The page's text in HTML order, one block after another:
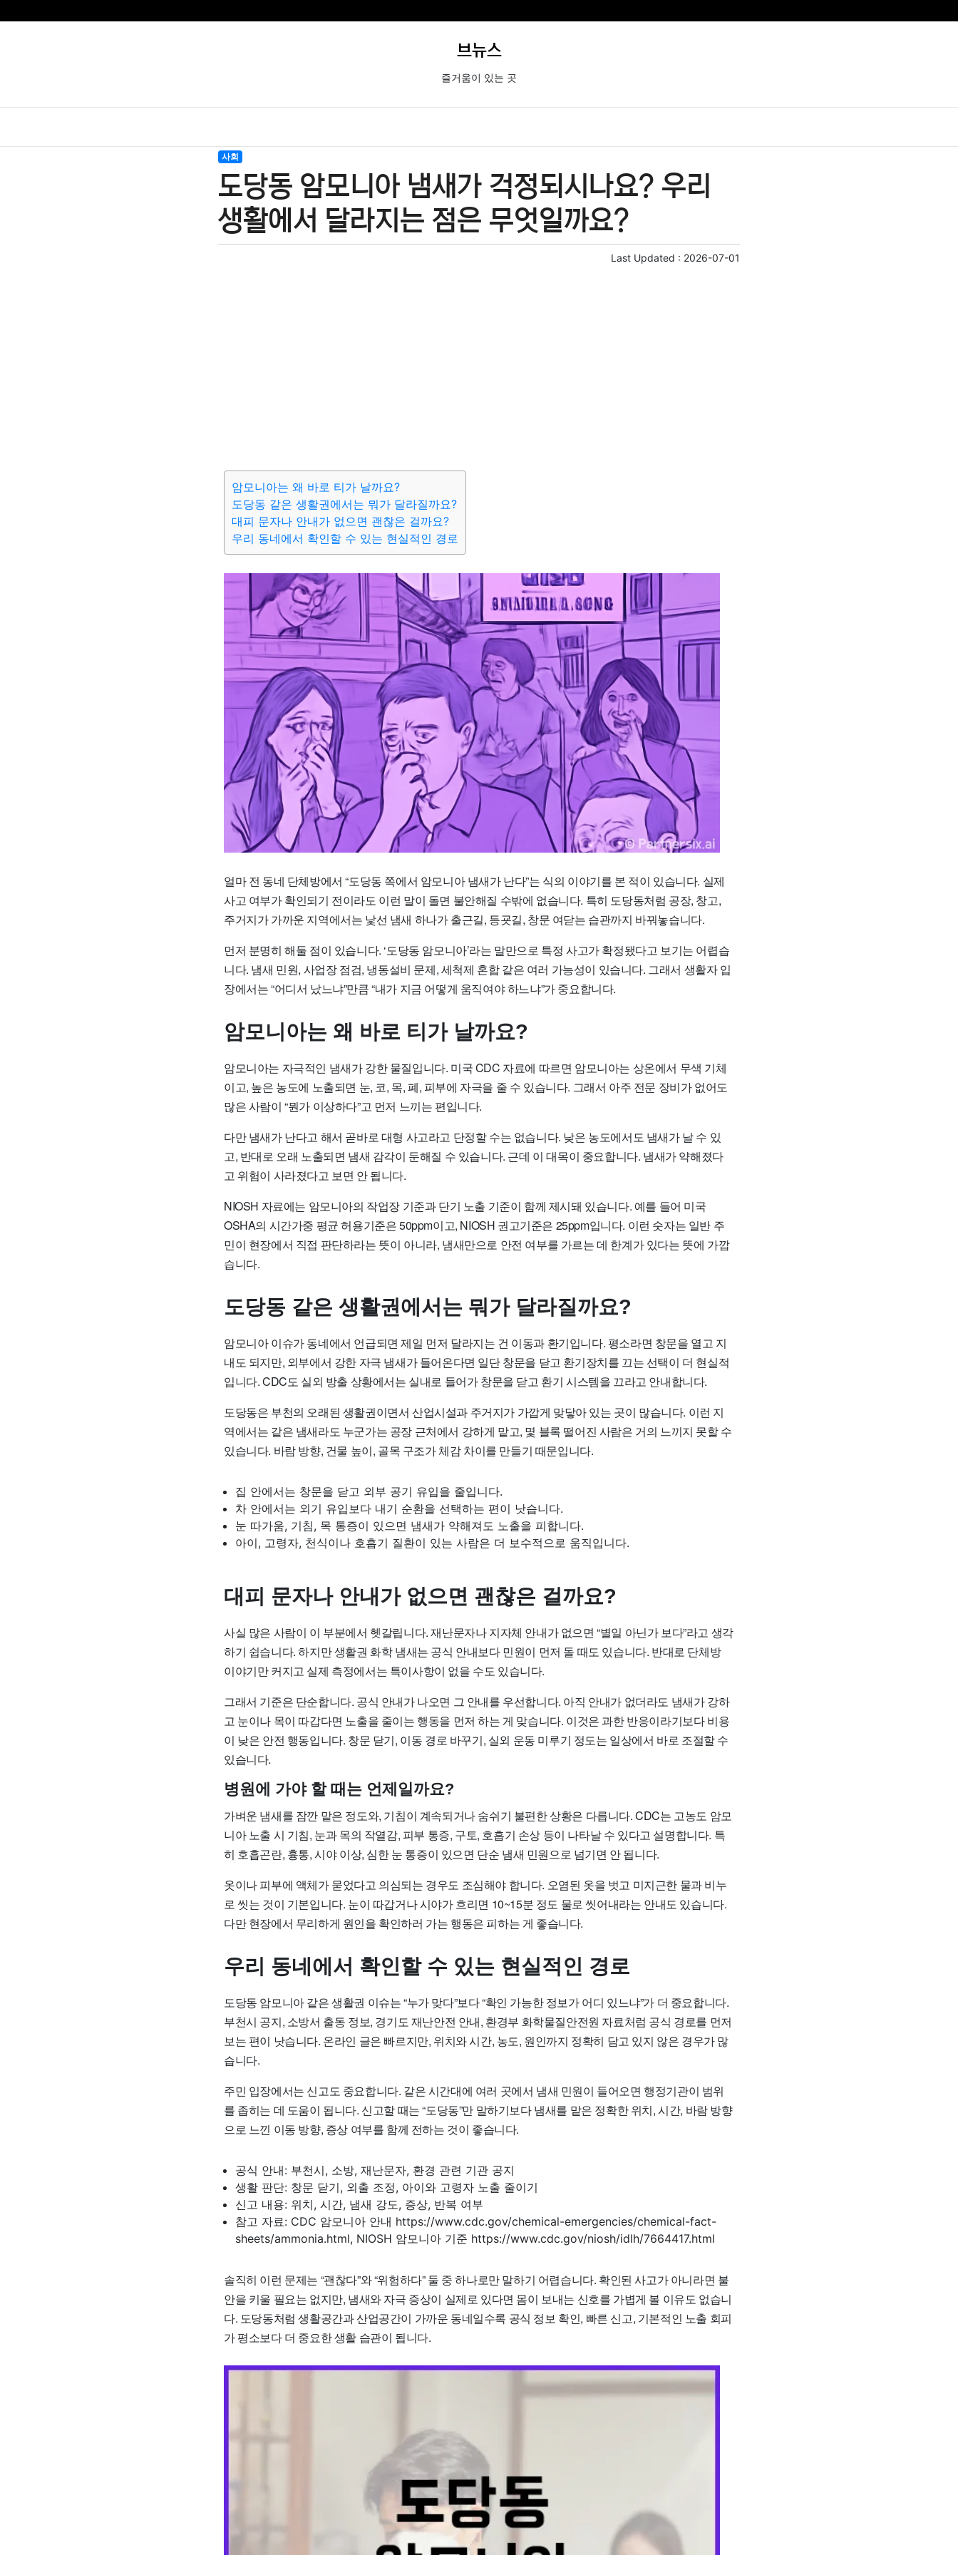
브뉴스
즐거움이 있는 곳
사회
도당동 암모니아 냄새가 걱정되시나요? 우리
생활에서 달라지는 점은 무엇일까요?
Last Updated : 2026-07-01
암모니아는 왜 바로 티가 날까요?
도당동 같은 생활권에서는 뭐가 달라질까요?
대피 문자나 안내가 없으면 괜찮은 걸까요?
우리 동네에서 확인할 수 있는 현실적인 경로
얼마 전 동네 단체방에서 “도당동 쪽에서 암모니아 냄새가 난다”는 식의 이야기를 본 적이 있습니다. 실제
사고 여부가 확인되기 전이라도 이런 말이 돌면 불안해질 수밖에 없습니다. 특히 도당동처럼 공장, 창고,
주거지가 가까운 지역에서는 낯선 냄새 하나가 출근길, 등굣길, 창문 여닫는 습관까지 바꿔놓습니다.
먼저 분명히 해둘 점이 있습니다. ‘도당동 암모니아’라는 말만으로 특정 사고가 확정됐다고 보기는 어렵습
니다. 냄새 민원, 사업장 점검, 냉동설비 문제, 세척제 혼합 같은 여러 가능성이 있습니다. 그래서 생활자 입
장에서는 “어디서 났느냐”만큼 “내가 지금 어떻게 움직여야 하느냐”가 중요합니다.
암모니아는 왜 바로 티가 날까요?
암모니아는 자극적인 냄새가 강한 물질입니다. 미국 CDC 자료에 따르면 암모니아는 상온에서 무색 기체
이고, 높은 농도에 노출되면 눈, 코, 목, 폐, 피부에 자극을 줄 수 있습니다. 그래서 아주 전문 장비가 없어도
많은 사람이 “뭔가 이상하다”고 먼저 느끼는 편입니다.
다만 냄새가 난다고 해서 곧바로 대형 사고라고 단정할 수는 없습니다. 낮은 농도에서도 냄새가 날 수 있
고, 반대로 오래 노출되면 냄새 감각이 둔해질 수 있습니다. 근데 이 대목이 중요합니다. 냄새가 약해졌다
고 위험이 사라졌다고 보면 안 됩니다.
NIOSH 자료에는 암모니아의 작업장 기준과 단기 노출 기준이 함께 제시돼 있습니다. 예를 들어 미국
OSHA의 시간가중 평균 허용기준은 50ppm이고, NIOSH 권고기준은 25ppm입니다. 이런 숫자는 일반 주
민이 현장에서 직접 판단하라는 뜻이 아니라, 냄새만으로 안전 여부를 가르는 데 한계가 있다는 뜻에 가깝
습니다.
도당동 같은 생활권에서는 뭐가 달라질까요?
암모니아 이슈가 동네에서 언급되면 제일 먼저 달라지는 건 이동과 환기입니다. 평소라면 창문을 열고 지
내도 되지만, 외부에서 강한 자극 냄새가 들어온다면 일단 창문을 닫고 환기장치를 끄는 선택이 더 현실적
입니다. CDC도 실외 방출 상황에서는 실내로 들어가 창문을 닫고 환기 시스템을 끄라고 안내합니다.
도당동은 부천의 오래된 생활권이면서 산업시설과 주거지가 가깝게 맞닿아 있는 곳이 많습니다. 이런 지
역에서는 같은 냄새라도 누군가는 공장 근처에서 강하게 맡고, 몇 블록 떨어진 사람은 거의 느끼지 못할 수
있습니다. 바람 방향, 건물 높이, 골목 구조가 체감 차이를 만들기 때문입니다.
집 안에서는 창문을 닫고 외부 공기 유입을 줄입니다.
차 안에서는 외기 유입보다 내기 순환을 선택하는 편이 낫습니다.
눈 따가움, 기침, 목 통증이 있으면 냄새가 약해져도 노출을 피합니다.
아이, 고령자, 천식이나 호흡기 질환이 있는 사람은 더 보수적으로 움직입니다.
대피 문자나 안내가 없으면 괜찮은 걸까요?
사실 많은 사람이 이 부분에서 헷갈립니다. 재난문자나 지자체 안내가 없으면 “별일 아닌가 보다”라고 생각
하기 쉽습니다. 하지만 생활권 화학 냄새는 공식 안내보다 민원이 먼저 돌 때도 있습니다. 반대로 단체방
이야기만 커지고 실제 측정에서는 특이사항이 없을 수도 있습니다.
그래서 기준은 단순합니다. 공식 안내가 나오면 그 안내를 우선합니다. 아직 안내가 없더라도 냄새가 강하
고 눈이나 목이 따갑다면 노출을 줄이는 행동을 먼저 하는 게 맞습니다. 이것은 과한 반응이라기보다 비용
이 낮은 안전 행동입니다. 창문 닫기, 이동 경로 바꾸기, 실외 운동 미루기 정도는 일상에서 바로 조절할 수
있습니다.
병원에 가야 할 때는 언제일까요?
가벼운 냄새를 잠깐 맡은 정도와, 기침이 계속되거나 숨쉬기 불편한 상황은 다릅니다. CDC는 고농도 암모
니아 노출 시 기침, 눈과 목의 작열감, 피부 통증, 구토, 호흡기 손상 등이 나타날 수 있다고 설명합니다. 특
히 호흡곤란, 흉통, 시야 이상, 심한 눈 통증이 있으면 단순 냄새 민원으로 넘기면 안 됩니다.
옷이나 피부에 액체가 묻었다고 의심되는 경우도 조심해야 합니다. 오염된 옷을 벗고 미지근한 물과 비누
로 씻는 것이 기본입니다. 눈이 따갑거나 시야가 흐리면 10~15분 정도 물로 씻어내라는 안내도 있습니다.
다만 현장에서 무리하게 원인을 확인하러 가는 행동은 피하는 게 좋습니다.
우리 동네에서 확인할 수 있는 현실적인 경로
도당동 암모니아 같은 생활권 이슈는 “누가 맞다”보다 “확인 가능한 정보가 어디 있느냐”가 더 중요합니다.
부천시 공지, 소방서 출동 정보, 경기도 재난안전 안내, 환경부 화학물질안전원 자료처럼 공식 경로를 먼저
보는 편이 낫습니다. 온라인 글은 빠르지만, 위치와 시간, 농도, 원인까지 정확히 담고 있지 않은 경우가 많
습니다.
주민 입장에서는 신고도 중요합니다. 같은 시간대에 여러 곳에서 냄새 민원이 들어오면 행정기관이 범위
를 좁히는 데 도움이 됩니다. 신고할 때는 “도당동”만 말하기보다 냄새를 맡은 정확한 위치, 시간, 바람 방향
으로 느낀 이동 방향, 증상 여부를 함께 전하는 것이 좋습니다.
공식 안내: 부천시, 소방, 재난문자, 환경 관련 기관 공지
생활 판단: 창문 닫기, 외출 조정, 아이와 고령자 노출 줄이기
신고 내용: 위치, 시간, 냄새 강도, 증상, 반복 여부
참고 자료: CDC 암모니아 안내 https://www.cdc.gov/chemical-emergencies/chemical-fact-
sheets/ammonia.html, NIOSH 암모니아 기준 https://www.cdc.gov/niosh/idlh/7664417.html
솔직히 이런 문제는 “괜찮다”와 “위험하다” 둘 중 하나로만 말하기 어렵습니다. 확인된 사고가 아니라면 불
안을 키울 필요는 없지만, 냄새와 자극 증상이 실제로 있다면 몸이 보내는 신호를 가볍게 볼 이유도 없습니
다. 도당동처럼 생활공간과 산업공간이 가까운 동네일수록 공식 정보 확인, 빠른 신고, 기본적인 노출 회피
가 평소보다 더 중요한 생활 습관이 됩니다.